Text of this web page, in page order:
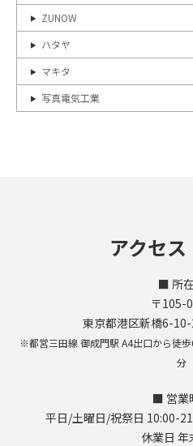
ZUNOW
ハタヤ
マキタ
写真電気工業
アクセス
■ 所
〒105-
東京都港区新橋6-
※都営三田線 御成門駅 A4出口から徒
分
■ 営業
平日/土曜日/祝祭日 10:00-
休業日 年